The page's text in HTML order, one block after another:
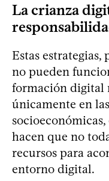
La crianza
Estas estrategias,
no pueden
formación digital
únicamente en
hacen que no
recursos para
entorno digital.